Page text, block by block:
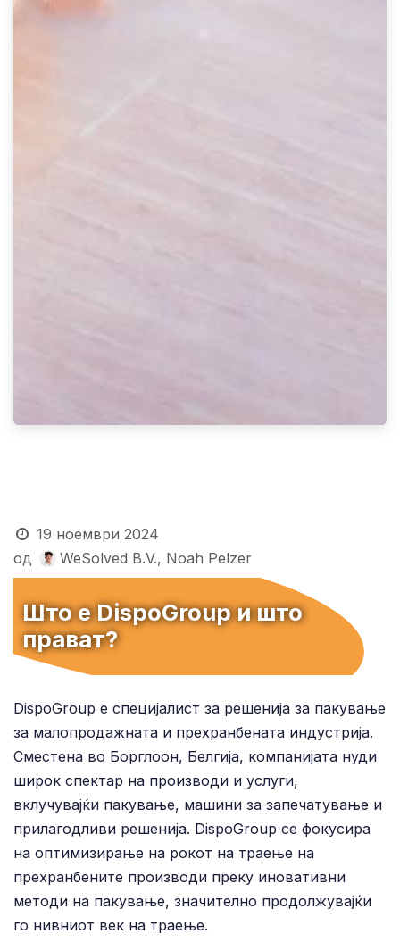
19 ноември 2024
од
WeSolved B.V., Noah Pelzer
Што е DispoGroup и што
прават?
DispoGroup е специјалист за решенија за пакување
за малопродажната и прехранбената индустрија.
Сместена во Борглоон, Белгија, компанијата нуди
широк спектар на производи и услуги,
вклучувајќи пакување, машини за запечатување и
прилагодливи решенија. DispoGroup се фокусира
на оптимизирање на рокот на траење на
прехранбените производи преку иновативни
методи на пакување, значително продолжувајќи
го нивниот век на траење.